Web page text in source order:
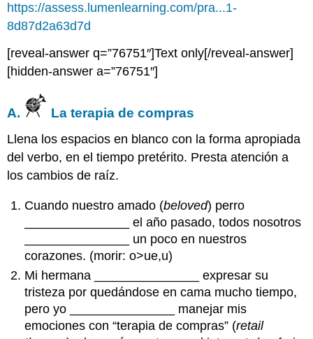
https://assess.lumenlearning.com/pra...1-
8d87d2a63d7d
[reveal-answer q=”76751″]Text only[/reveal-answer]
[hidden-answer a=”76751″]
A. La terapia de compras
Llena los espacios en blanco con la forma apropiada
del verbo, en el tiempo pretérito. Presta atención a
los cambios de raíz.
Cuando nuestro amado (beloved) perro
_______________ el año pasado, todos nosotros
_______________ un poco en nuestros
corazones. (morir: o>ue,u)
Mi hermana _______________ expresar su
tristeza por quedándose en cama mucho tiempo,
pero yo _______________ manejar mis
emociones con “terapia de compras” (retail